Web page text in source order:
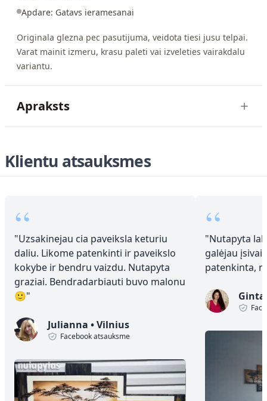
Apdare: Gatavs ieramesanai
Originala glezna pec pasutijuma, veidota tiesi jusu telpai.
Varat mainit izmeru, krasu paleti vai izveleties vairakdalu
variantu.
Apraksts
Klientu atsauksmes
“
"Uzsakinejau cia paveiksla keturiu
daliu. Likome patenkinti ir paveikslo
kokybe ir bendru vaizdu. Nutapyta
graziai. Bendradarbiauti buvo malonu
🙂"
Julianna •Vilnius
Facebook atsauksme
“
"Nutapyta
galėjau
patenkinta,